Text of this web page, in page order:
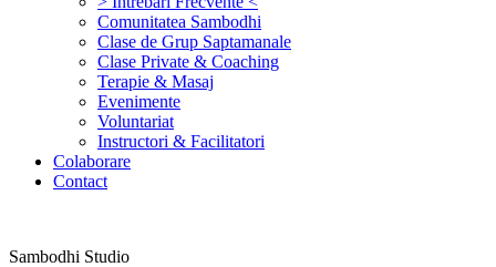
Comunitatea Sambodhi
Clase de Grup Saptamanale
Clase Private & Coaching
Terapie & Masaj
‎Evenimente
Voluntariat
‏‏‎Instructori & Facilitatori
Colaborare
Contact
Sambodhi Studio